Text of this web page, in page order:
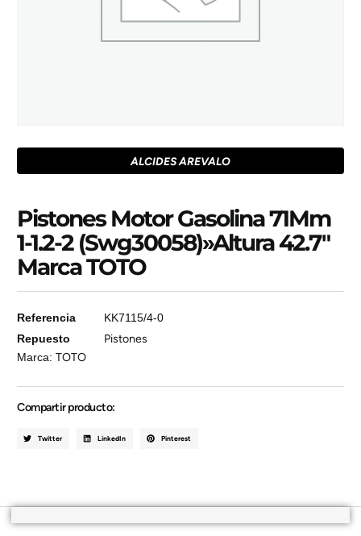
ALCIDES AREVALO
Pistones Motor Gasolina 71Mm
1-1.2-2 (Swg30058)»Altura 42.7″
Marca TOTO
Referencia
KK7115/4-0
Repuesto
Pistones
Marca:TOTO
Compartir producto:
Twitter LinkedIn Pinterest